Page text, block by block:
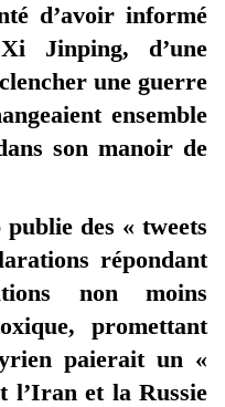
d’avoir informé
Jinping, d’une
une guerre
ensemble
son manoir de
des « tweets
répondant
non moins
promettant
paierait un «
l’Iran et la Russie